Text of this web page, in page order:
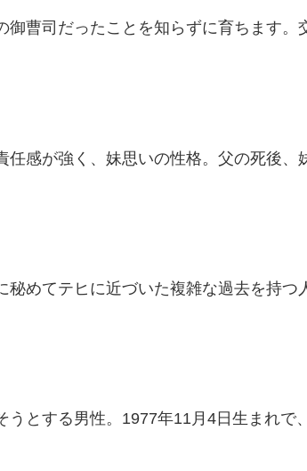
曹司だったことを知らずに育ちます
感が強く、妹思いの性格。父の死後
めてテヒに近づいた複雑な過去を持
とする男性。1977年11月4日生まれ